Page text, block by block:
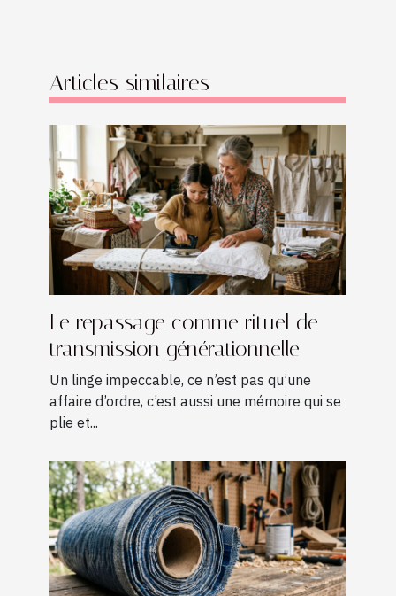
Articles similaires
Le repassage comme rituel de
transmission générationnelle
Un linge impeccable, ce n’est pas qu’une
affaire d’ordre, c’est aussi une mémoire qui se
plie et...